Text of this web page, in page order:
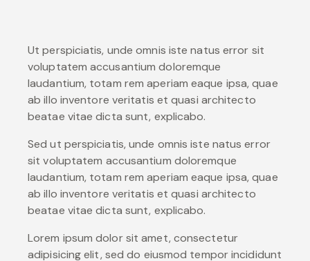
Ut perspiciatis, unde omnis iste natus error sit
voluptatem accusantium doloremque
laudantium, totam rem aperiam eaque ipsa, quae
ab illo inventore veritatis et quasi architecto
beatae vitae dicta sunt, explicabo.
Sed ut perspiciatis, unde omnis iste natus error
sit voluptatem accusantium doloremque
laudantium, totam rem aperiam eaque ipsa, quae
ab illo inventore veritatis et quasi architecto
beatae vitae dicta sunt, explicabo.
Lorem ipsum dolor sit amet, consectetur
adipisicing elit, sed do eiusmod tempor incididunt